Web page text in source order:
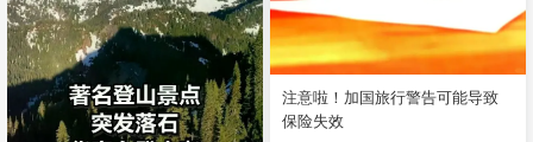
注意啦！加国旅行警告可能导致
保险失效